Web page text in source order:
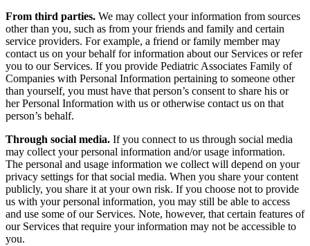
From third parties. We may collect your information from sources
other than you, such as from your friends and family and certain
service providers. For example, a friend or family member may
contact us on your behalf for information about our Services or refer
you to our Services. If you provide Pediatric Associates Family of
Companies with Personal Information pertaining to someone other
than yourself, you must have that person’s consent to share his or
her Personal Information with us or otherwise contact us on that
person’s behalf.
Through social media. If you connect to us through social media
may collect your personal information and/or usage information.
The personal and usage information we collect will depend on your
privacy settings for that social media. When you share your content
publicly, you share it at your own risk. If you choose not to provide
us with your personal information, you may still be able to access
and use some of our Services. Note, however, that certain features of
our Services that require your information may not be accessible to
you.